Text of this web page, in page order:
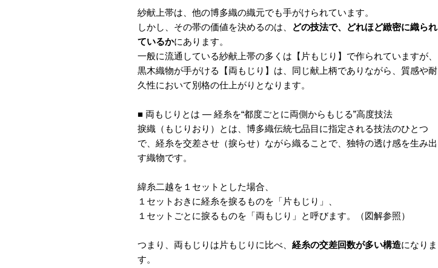
紗献上帯は、他の博多織の織元でも手がけられています。
しかし、その帯の価値を決めるのは、
どの技法で、どれほど緻密に織られ
ているかにあります。
一般に流通している紗献上帯の多くは【片もじり】で作られていますが、
黒木織物が手がける【両もじり】は、同じ献上柄でありながら、質感や耐
久性において別格の仕上がりとなります。
■ 両もじりとは — 経糸を“都度ごとに両側からもじる”高度技法
捩織（もじりおり）とは、博多織伝統七品目に指定される技法のひとつ
で、経糸を交差させ（捩らせ）ながら織ることで、独特の透け感を生み出
す織物です。
緯糸二越を１セットとした場合、
１セットおきに経糸を捩るものを「片もじり」、
１セットごとに捩るものを「両もじり」と呼びます。（図解参照）
つまり、両もじりは片もじりに比べ、 経糸の交差回数が多い構造になりま
す。